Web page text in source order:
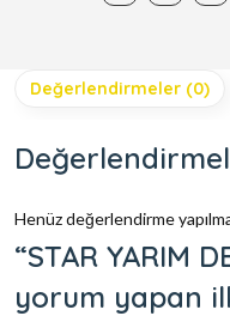
Değerlendirmeler (0)
Henüz değerlendirme
“STAR YARIM
yorum yapan